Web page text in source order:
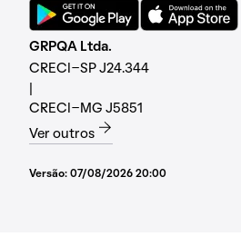
GRPQA Ltda.
CRECI-SP J24.344
CRECI-MG J5851
Ver outros
Versão: 07/08/2026 20:00